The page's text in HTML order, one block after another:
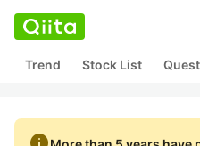
Trend Stock List